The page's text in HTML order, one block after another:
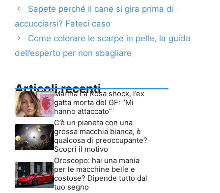
Sapete perché il cane si gira prima di
accucciarsi? Fateci caso
Come colorare le scarpe in pelle, la guida
dell’esperto per non sbagliare
Articoli recenti
Marina La Rosa shock, l’ex
gatta morta del GF: “Mi
hanno attaccato”
C’è un pianeta con una
grossa macchia bianca, è
qualcosa di preoccupante?
Scopri il motivo
Oroscopo: hai una mania
per le macchine belle e
costose? Dipende tutto dal
tuo segno